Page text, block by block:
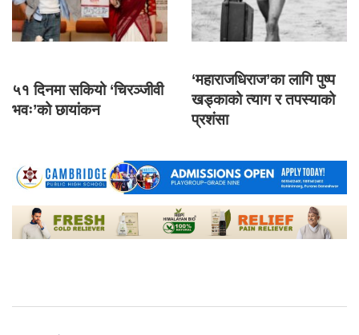
५१ दिनमा सकियो ‘चिरञ्जीवी
भवः’को छायांकन
‘महाराजधिराज’का लागि पुष्प
खड्काको त्याग र तपस्याको
प्रशंसा